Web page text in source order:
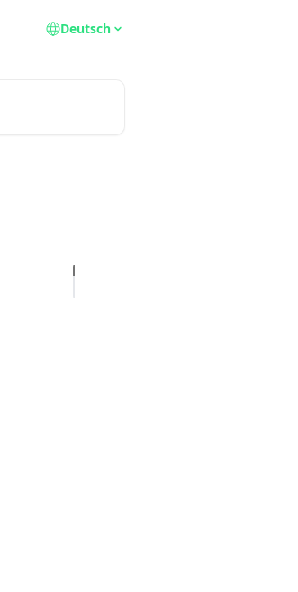
Deutsch